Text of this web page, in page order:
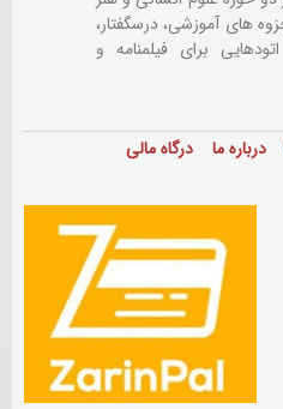
های آموزشی، درسگفتار،
برایفیلمنامه و
درباره ما درگاه مالی